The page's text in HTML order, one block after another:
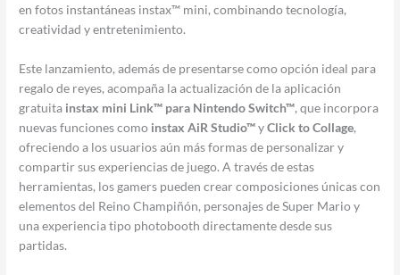
en fotos instantáneas instax™ mini, combinando tecnología,
creatividad y entretenimiento.
Este lanzamiento, además de presentarse como opción ideal para
regalo de reyes, acompaña la actualización de la aplicación
gratuita instax mini Link™ para Nintendo Switch™, que incorpora
nuevas funciones como instax AiR Studio™yClick to Collage,
ofreciendo a los usuarios aún más formas de personalizar y
compartir sus experiencias de juego. A través de estas
herramientas, los gamers pueden crear composiciones únicas con
elementos del Reino Champiñón, personajes de Super Mario y
una experiencia tipo photobooth directamente desde sus
partidas.